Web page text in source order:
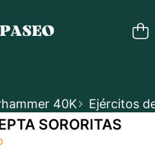
40K Ejércitos
DEL PRODUCTO
SORORITAS